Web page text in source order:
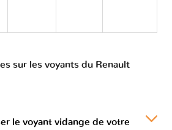
sur les voyants du Renault
le voyant vidange de votre